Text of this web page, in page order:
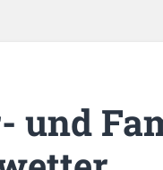
und